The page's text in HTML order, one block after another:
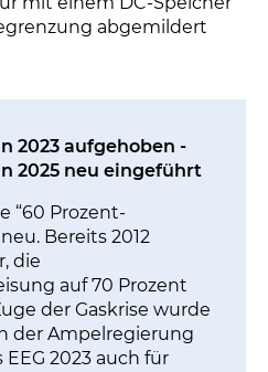
abgemildert
2023 aufgehoben -
2025 neu eingeführt
“60 Prozent-
Bereits 2012
die
auf 70 Prozent
der Gaskrise wurde
der Ampelregierung
2023 auch für